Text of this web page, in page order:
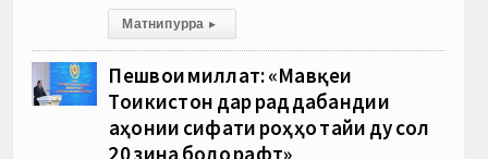
Матни пурра ▸
Пешвои миллат: «Мавқеи
Тоҷикистон дар раддабандии
ҷаҳонии сифати роҳҳо тайи ду сол
20 зина боло рафт»